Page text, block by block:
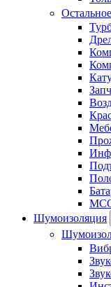
Остальное
Шумоизоляция